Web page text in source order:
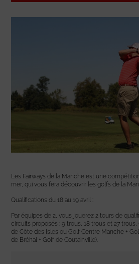
Les Fairways de la Manche est une
mer, qui vous fera découvrir les golfs de la
Qualifications du 18 au 19 avril :
Par équipes de 2, vous jouerez 2 tours de
circuits proposés : 9 trous, 18 trous et 27
de Côte des Isles ou Golf Centre Manche +
de Bréhal + Golf de Coutainville).